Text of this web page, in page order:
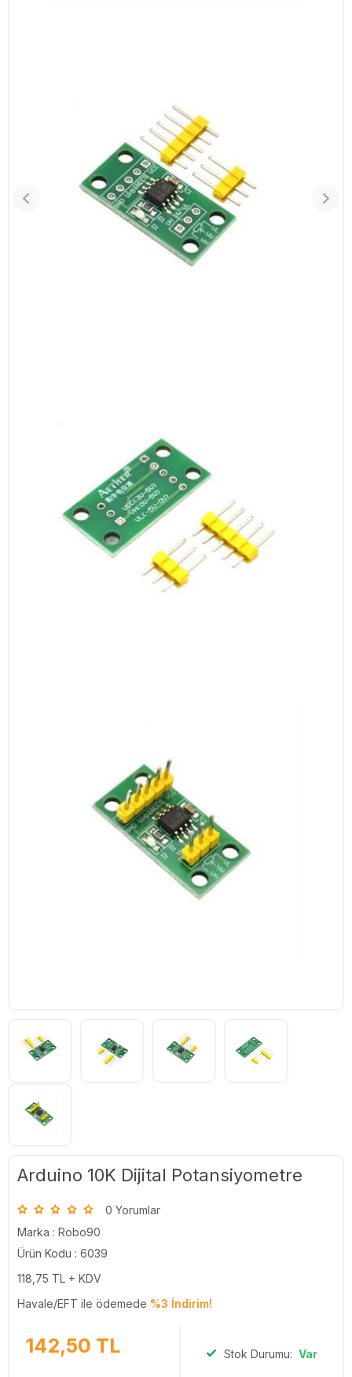
Arduino 10K Dijital Potansiyometre
0 Yorumlar
Marka : Robo90
Ürün Kodu : 6039
118,75 TL + KDV
Havale/EFT ile ödemede %3 İndirim!
142,50 TL Stok Durumu: Var